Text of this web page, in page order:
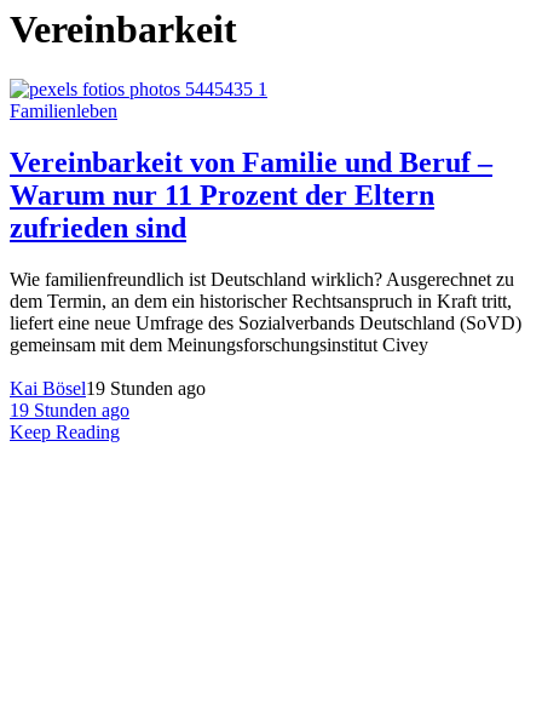
Vereinbarkeit
Familienleben
Vereinbarkeit von Familie und Beruf –
Warum nur 11 Prozent der Eltern
zufrieden sind
Wie familienfreundlich ist Deutschland wirklich? Ausgerechnet zu
dem Termin, an dem ein historischer Rechtsanspruch in Kraft tritt,
liefert eine neue Umfrage des Sozialverbands Deutschland (SoVD)
gemeinsam mit dem Meinungsforschungsinstitut Civey
Kai Bösel19 Stunden ago
19 Stunden ago
Keep Reading